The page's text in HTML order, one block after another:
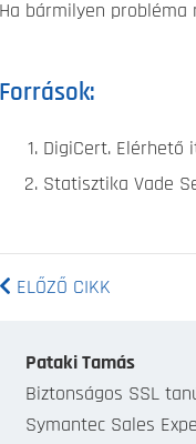
Ha bármilyen probléma
Források:
DigiCert. Elérhető
Statisztika Vade
ELŐZŐ CIKK
Pataki Tamás
Biztonságos SSL
Symantec Sales